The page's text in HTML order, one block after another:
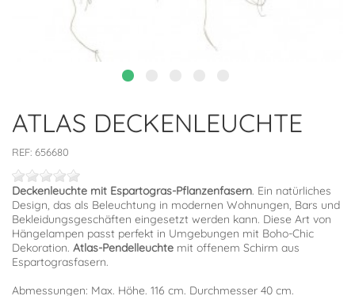
ATLAS DECKENLEUCHTE
REF: 656680
Deckenleuchte mit Espartogras-Pflanzenfasern. Ein natürliches
Design, das als Beleuchtung in modernen Wohnungen, Bars und
Bekleidungsgeschäften eingesetzt werden kann. Diese Art von
Hängelampen passt perfekt in Umgebungen mit Boho-Chic
Dekoration. Atlas-Pendelleuchte mit offenem Schirm aus
Espartograsfasern.
Abmessungen: Max. Höhe. 116 cm. Durchmesser 40 cm.